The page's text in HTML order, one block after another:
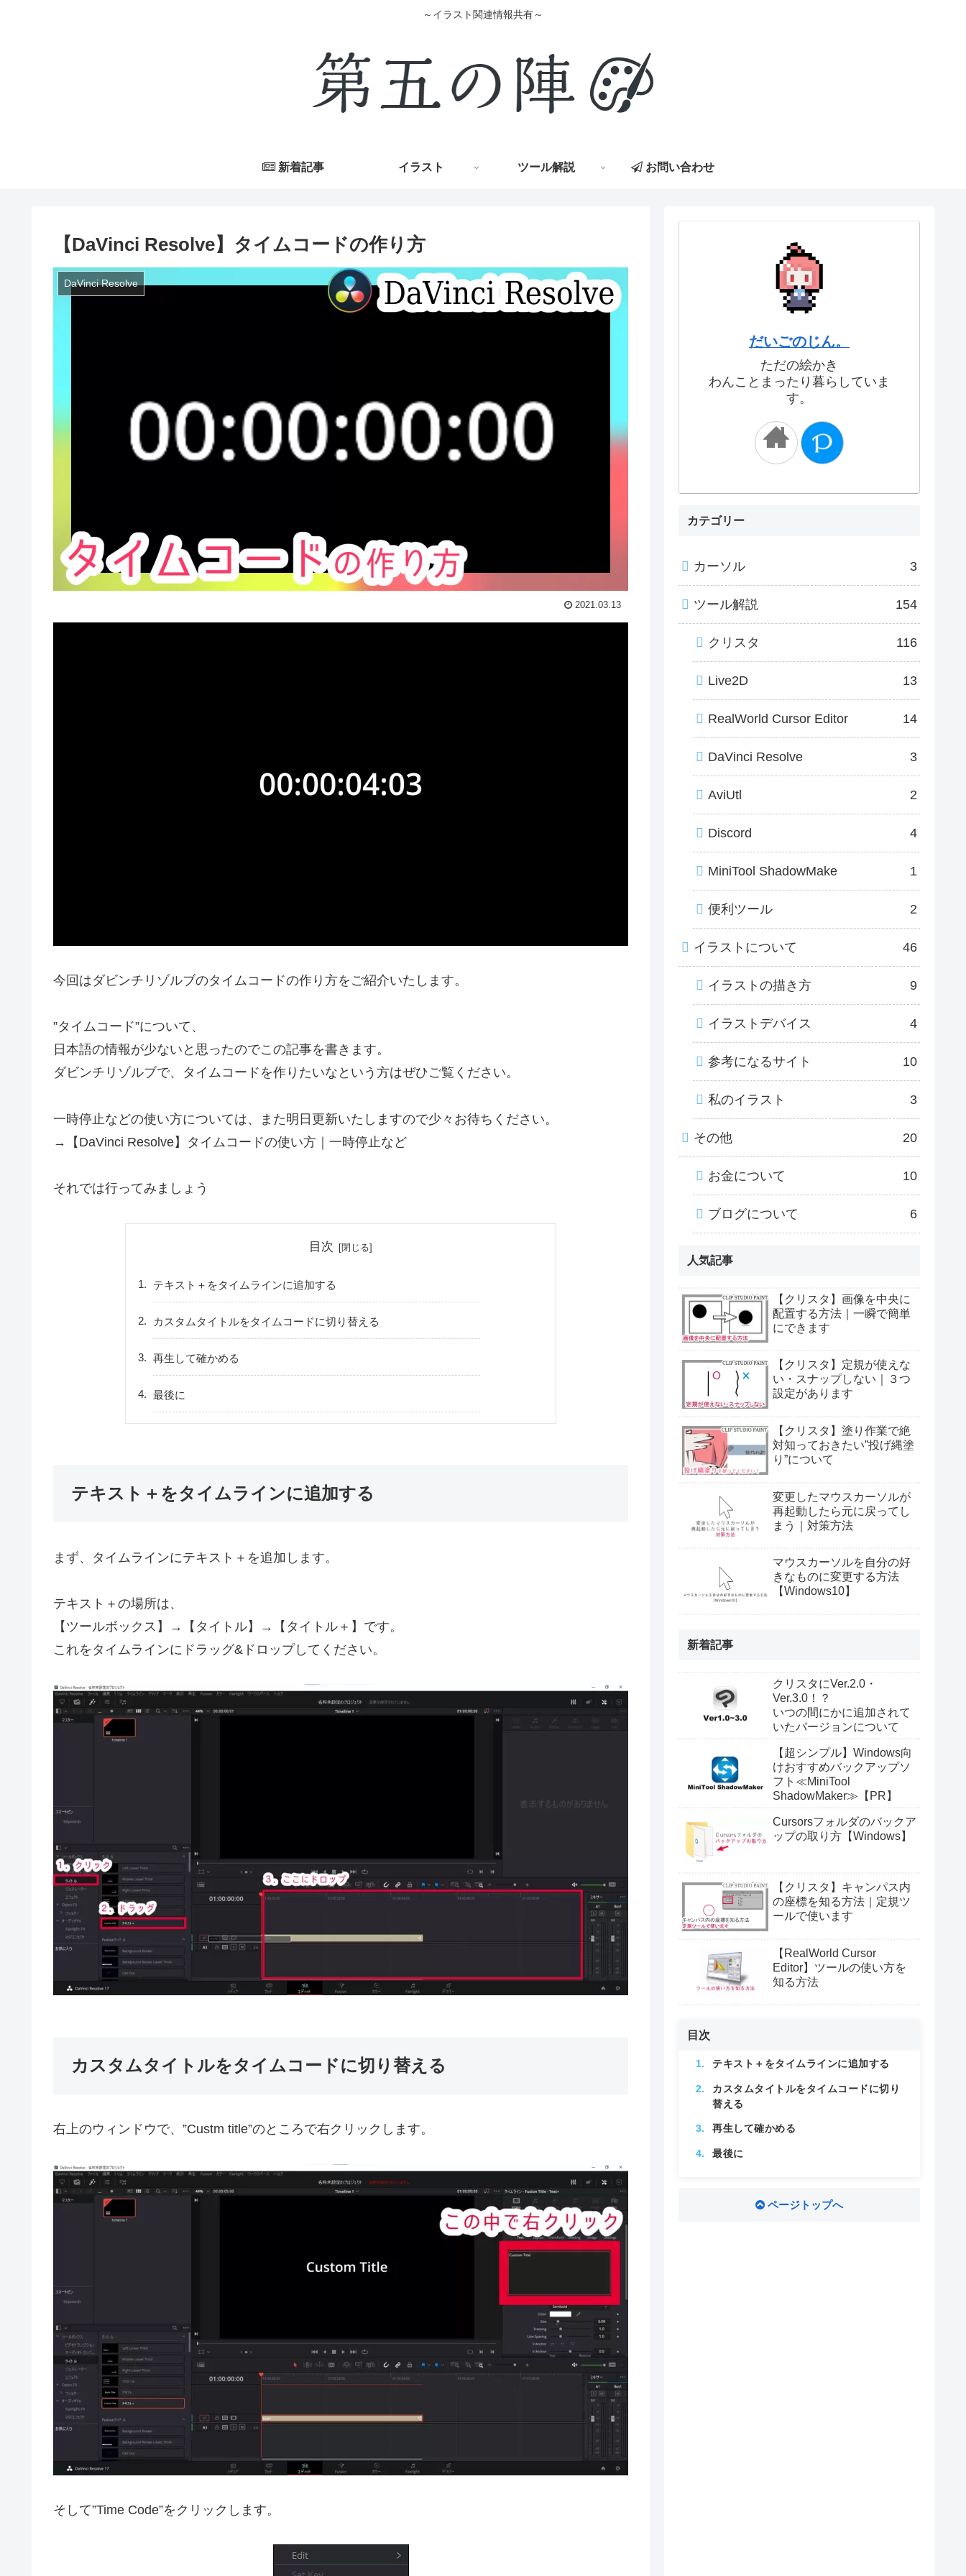
～イラスト関連情報共有～
新着記事 イラスト ツール解説 お問い合わせ
【DaVinci Resolve】タイムコードの作り方
DaVinci Resolve
2021.03.13
今回はダビンチリゾルブのタイムコードの作り方をご紹介いたします。
”タイムコード”について、
日本語の情報が少ないと思ったのでこの記事を書きます。
ダビンチリゾルブで、タイムコードを作りたいなという方はぜひご覧ください。
一時停止などの使い方については、また明日更新いたしますので少々お待ちください。
→【DaVinci Resolve】タイムコードの使い方｜一時停止など
それでは行ってみましょう
目次
テキスト＋をタイムラインに追加する
カスタムタイトルをタイムコードに切り替える
再生して確かめる
最後に
テキスト＋をタイムラインに追加する
まず、タイムラインにテキスト＋を追加します。
テキスト＋の場所は、
【ツールボックス】→【タイトル】→【タイトル＋】です。
これをタイムラインにドラッグ&ドロップしてください。
カスタムタイトルをタイムコードに切り替える
右上のウィンドウで、”Custm title”のところで右クリックします。
そして”Time Code”をクリックします。
だいごのじん。
ただの絵かき
わんことまったり暮らしていま
す。
カテゴリー
カーソル 3
ツール解説 154
クリスタ 116
Live2D 13
RealWorld Cursor Editor 14
DaVinci Resolve 3
AviUtl 2
Discord 4
MiniTool ShadowMake 1
便利ツール 2
イラストについて 46
イラストの描き方 9
イラストデバイス 4
参考になるサイト 10
私のイラスト 3
その他 20
お金について 10
ブログについて 6
人気記事
【クリスタ】画像を中央に
配置する方法｜一瞬で簡単
にできます
【クリスタ】定規が使えな
い・スナップしない｜３つ
設定があります
【クリスタ】塗り作業で絶
対知っておきたい”投げ縄塗
り”について
変更したマウスカーソルが
再起動したら元に戻ってし
まう｜対策方法
マウスカーソルを自分の好
きなものに変更する方法
【Windows10】
新着記事
クリスタにVer.2.0・
Ver.3.0！？
いつの間にかに追加されて
いたバージョンについて
【超シンプル】Windows向
けおすすめバックアップソ
フト≪MiniTool
ShadowMaker≫【PR】
Cursorsフォルダのバックア
ップの取り方【Windows】
【クリスタ】キャンパス内
の座標を知る方法｜定規ツ
ールで使います
【RealWorld Cursor
Editor】ツールの使い方を
知る方法
目次
テキスト＋をタイムラインに追加する
カスタムタイトルをタイムコードに切り
替える
再生して確かめる
最後に
ページトップへ